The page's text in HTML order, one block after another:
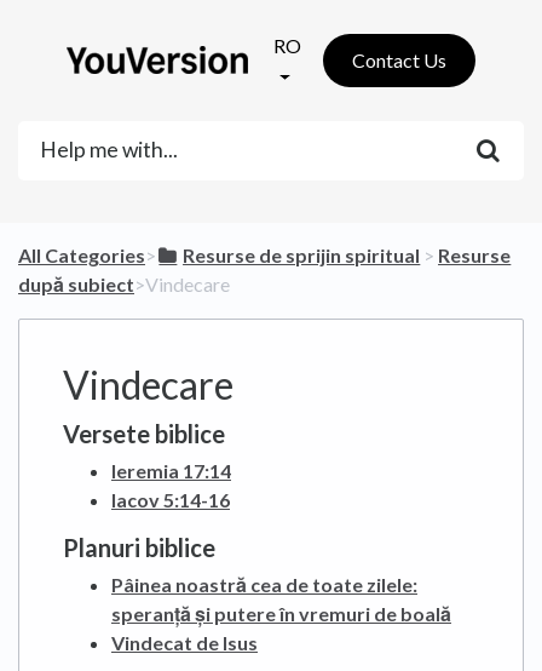
RO
Contact Us
All Categories​>​ ​Resurse de sprijin spiritual ​ > ​ ​Resurse
după subiect​>​ Vindecare
Vindecare
Versete biblice
Ieremia 17:14
Iacov 5:14-16
Planuri biblice
Pâinea noastră cea de toate zilele:
speranță și putere în vremuri de boală
Vindecat de Isus